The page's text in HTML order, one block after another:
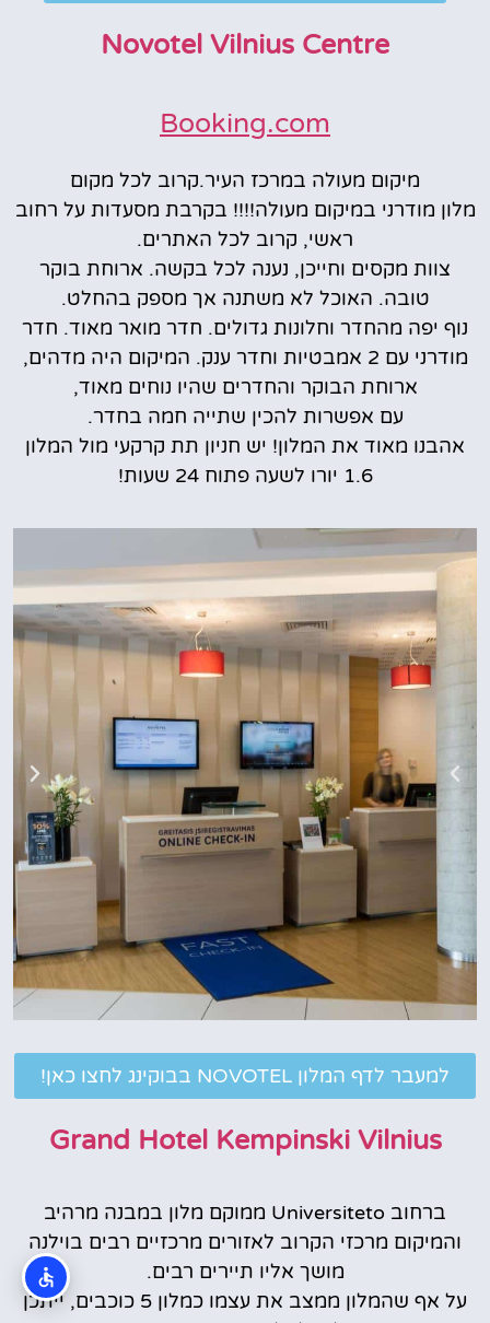
Novotel Vilnius Centre
Booking.com
מיקום מעולה במרכז העיר.קרוב לכל מקום
מלון מודרני במיקום מעולה!!!! בקרבת מסעדות על רחוב
ראשי, קרוב לכל האתרים.
צוות מקסים וחייכן, נענה לכל בקשה. ארוחת בוקר
טובה. האוכל לא משתנה אך מספק בהחלט.
נוף יפה מהחדר וחלונות גדולים. חדר מואר מאוד. חדר
מודרני עם 2 אמבטיות וחדר ענק. המיקום היה מדהים,
ארוחת הבוקר והחדרים שהיו נוחים מאוד,
עם אפשרות להכין שתייה חמה בחדר.
אהבנו מאוד את המלון! יש חניון תת קרקעי מול המלון
1.6 יורו לשעה פתוח 24 שעות!
למעבר לדף המלון NOVOTEL בבוקינג לחצו כאן!
Grand Hotel Kempinski Vilnius‬
ברחוב Universiteto ממוקם מלון במבנה מרהיב
והמיקום מרכזי הקרוב לאזורים מרכזיים רבים בוילנה
מושך אליו תיירים רבים.
על אף שהמלון ממצב את עצמו כמלון 5 כוכבים, ייתכן